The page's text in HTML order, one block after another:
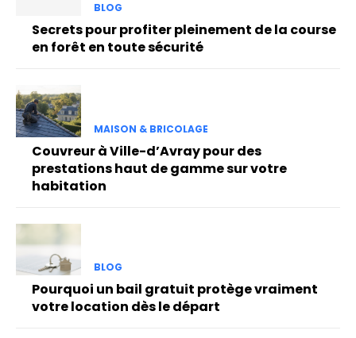
BLOG
Secrets pour profiter pleinement de la course
en forêt en toute sécurité
MAISON & BRICOLAGE
Couvreur à Ville-d’Avray pour des
prestations haut de gamme sur votre
habitation
BLOG
Pourquoi un bail gratuit protège vraiment
votre location dès le départ